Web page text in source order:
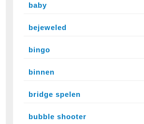
baby
bejeweled
bingo
binnen
bridge spelen
bubble shooter